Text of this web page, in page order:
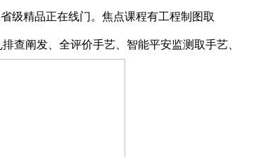
级精品正在线门。焦点课程有工程制图取
查阐发、全评价手艺、智能平安监测取手艺、